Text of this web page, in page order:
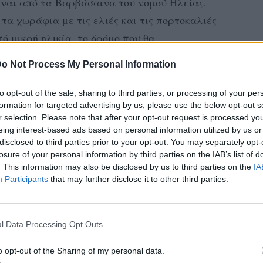
Not Process My Personal Information
opt-out of the sale, sharing to third parties, or processing of your
for targeted advertising by us, please use the below opt-out
selection. Please note that after your opt-out request is processed
interest-based ads based on personal information utilized by us
to third parties prior to your opt-out. You may separately
of your personal information by third parties on the IAB’s list of
This information may also be disclosed by us to third parties on the
Participants that may further disclose it to other third parties.
Data Processing Opt Outs
opt-out of the Sharing of my personal data.
χωράφια με τις ελιές και τις πορτοκαλιές
μικρή ηλικία, το δρόμο που θα
τεχνολόγος γεωπόνος και ασχολήθηκε
Για πολλά χρόνια, ήταν σε φυτώρια και
την οδήγησε να ανοίξει το δικό της flower
cool της Αθήνας!
γεμάτη λουλούδια, ένα αερόφυτο
χειροποίητα κεραμικά στο χώρο.
για τα φυτά και να αγοράσεις το νέο
μια πραγματική εμπειρία ή μια...
Μαρία.
μια όμορφη κουβέντα με τη Μαρία.